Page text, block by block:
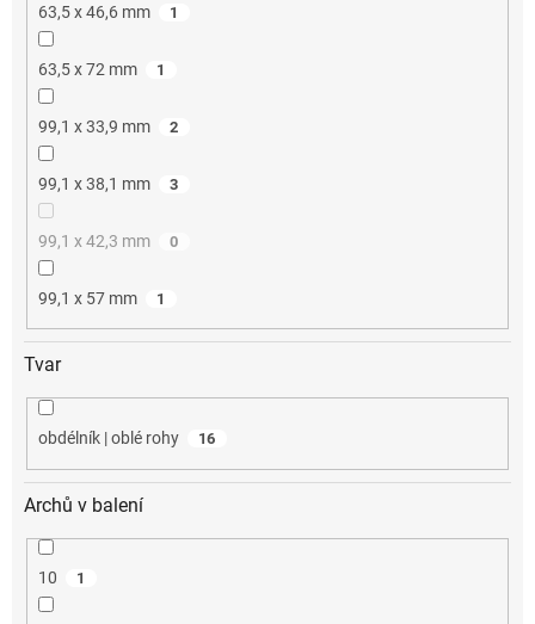
63,5 x 46,6 mm 1
63,5 x 72 mm 1
99,1 x 33,9 mm 2
99,1 x 38,1 mm 3
99,1 x 42,3 mm 0
99,1 x 57 mm 1
Tvar
obdélník | oblé rohy 16
Archů v balení
10 1